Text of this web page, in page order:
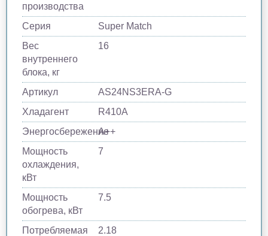
производства
Серия
Super Match
Вес
внутреннего
блока, кг
16
Артикул
AS24NS3ERA-G
Хладагент
R410A
Энергосбережение
A++
Мощность
охлаждения,
кВт
7
Мощность
обогрева, кВт
7.5
Потребляемая
2.18